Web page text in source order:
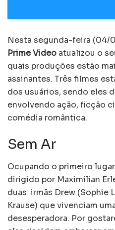
Nesta segunda-feira (04/
Prime Video atualizou o
quais produções estão
assinantes. Três filmes
dos usuários, sendo eles
envolvendo ação, ficção
comédia romântica.
Sem Ar
Ocupando o primeiro
dirigido por Maximilian
duas irmãs Drew (Sophie
Krause) que vivenciam
desesperadora. Por